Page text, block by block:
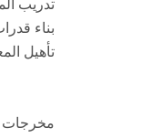
تدريب
بناء
تأهيل
مخرجات